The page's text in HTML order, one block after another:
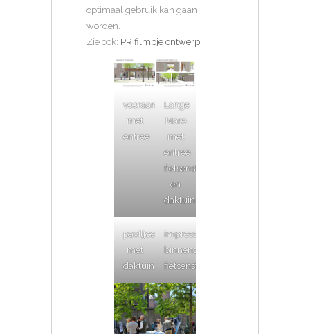
optimaal gebruik kan gaan
worden.
Zie ook: PR filmpje ontwerp
vooraanzicht
met
entree
Lange
Mare
met
entree
fietsenstalling
en
daktuin
paviljoen
met
daktuin
impressies
binnenzijde
fietsenstalling